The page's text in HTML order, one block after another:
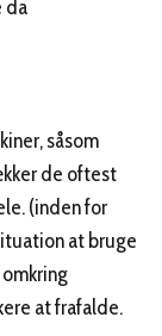
da
såsom
de oftest
(inden for
at bruge
at frafalde.